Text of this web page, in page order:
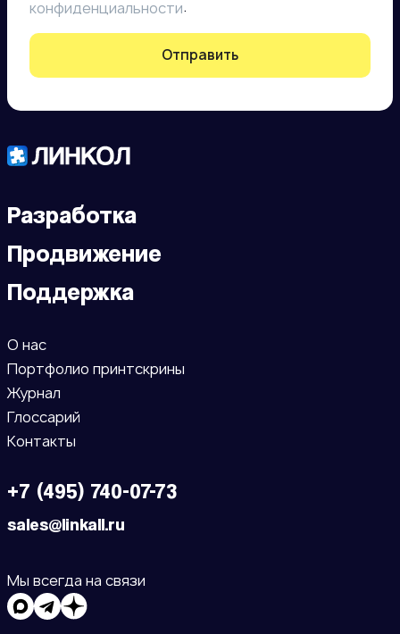
конфиденциальности.
Отправить
Разработка
Продвижение
Поддержка
О нас
Портфолио принтскрины
Журнал
Глоссарий
Контакты
+7 (495) 740-07-73
sales@linkall.ru
Мы всегда на связи